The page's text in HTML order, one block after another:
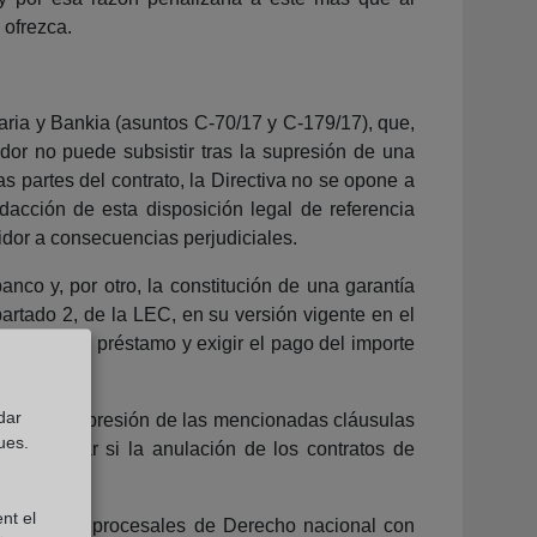
y Bankia (asuntos C-70/17 y C-179/17), que,
no puede subsistir tras la supresión de una
partes del contrato, la Directiva no se opone a
de esta disposición legal de referencia
a consecuencias perjudiciales.
y, por otro, la constitución de una garantía
2, de la LEC, en su versión vigente en el
del préstamo y exigir el pago del importe
si la supresión de las mencionadas cláusulas
si la anulación de los contratos de
cauces procesales de Derecho nacional con
el